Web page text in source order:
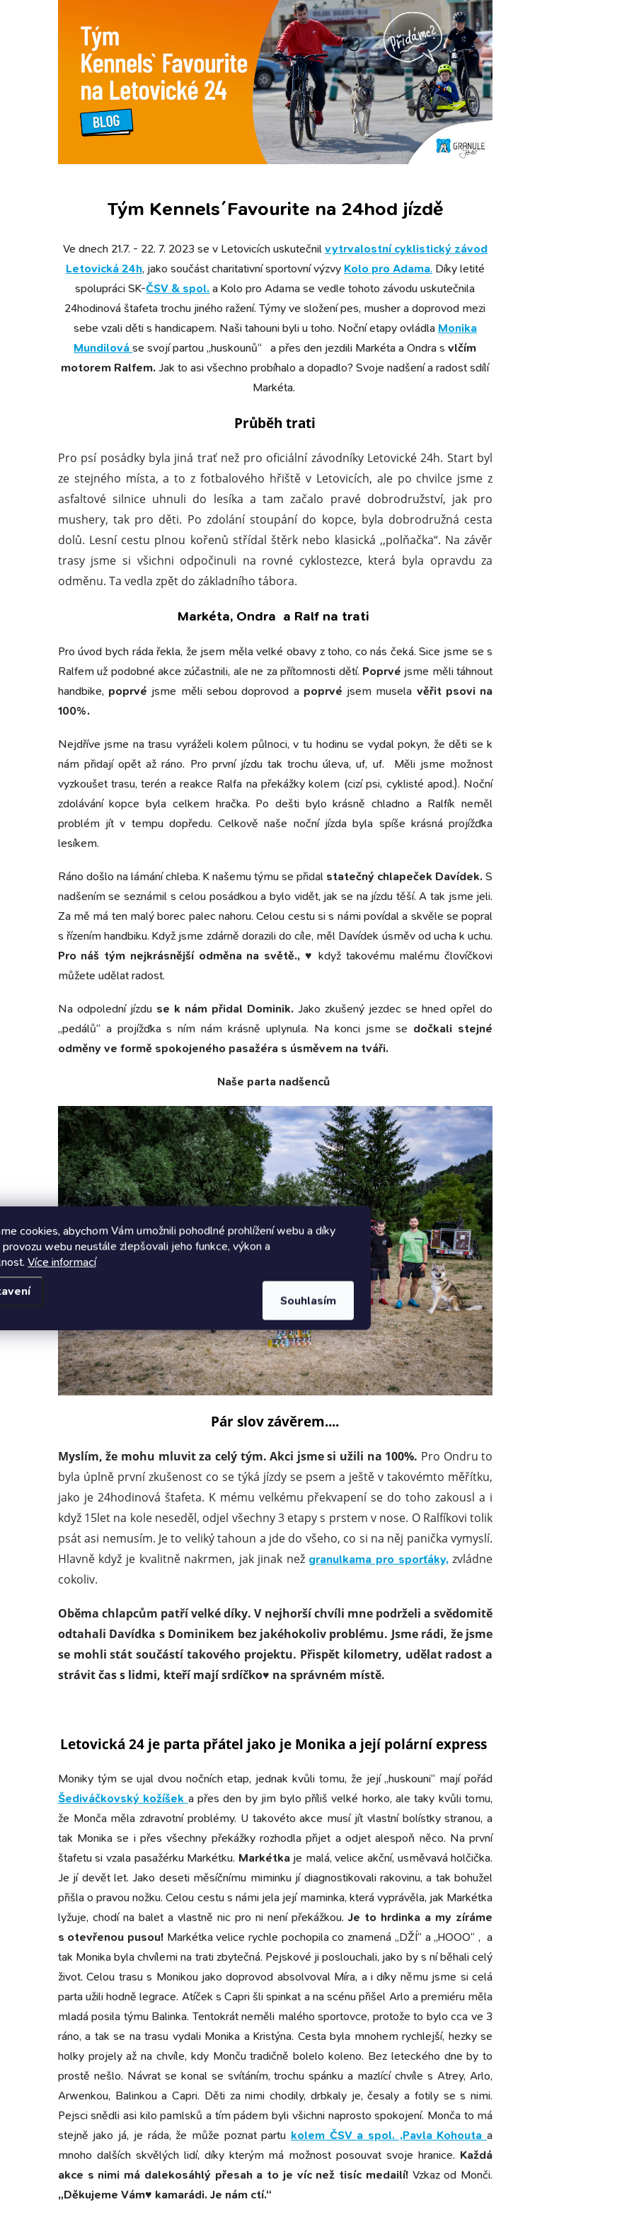
cookies, abychom Vám umožnili pohodlné prohlížení webu a díky
provozu webu neustále zlepšovali jeho funkce, výkon a
Více informací
Souhlasím
Tým Kennels´Favourite na 24hod jízdě
Ve dnech 21.7. - 22. 7. 2023 se v Letovicích uskutečnilvytrvalostní cyklistický závod
Letovická 24h, jako součást charitativní sportovní výzvy Kolo pro Adama. Díky letité
spolupráci SK-ČSV & spol.a Kolo pro Adama se vedle tohoto závodu uskutečnila
24hodinová štafeta trochu jiného ražení. Týmy ve složení pes, musher a doprovod mezi
sebe vzali děti s handicapem. Naši tahouni byli u toho. Noční etapy ovládla Monika
Mundilovásesvojí partou „huskounů“ a přes den jezdili Markéta a Ondra svlčím
motorem Ralfem.Jak to asi všechno probíhalo a dopadlo?Svoje nadšení a radost sdílí
Markéta.
Průběh trati
Pro psí posádky byla jiná trať než pro oficiální závodníky Letovické 24h. Start byl
ze stejného místa, a to z fotbalového hřiště v Letovicích, ale po chvilce jsme z
asfaltové silnice uhnuli do lesíka a tam začalo pravé dobrodružství, jak pro
mushery, tak pro děti. Po zdolání stoupání do kopce, byla dobrodružná cesta
dolů. Lesní cestu plnou kořenů střídal štěrk nebo klasická ,,polňačka“. Na závěr
trasy jsme si všichni odpočinuli na rovné cyklostezce, která byla opravdu za
odměnu. Ta vedla zpět do základního tábora.
Markéta, Ondra a Ralf na trati
Pro úvod bych ráda řekla, že jsem měla velké obavy z toho, co nás čeká. Sice jsme se s
Ralfem už podobné akce zúčastnili, ale ne za přítomnosti dětí. Poprvé jsme měli táhnout
handbike,poprvé jsme měli sebou doprovod a poprvé jsem musela věřit psovi na
100%.
Nejdříve jsme na trasu vyráželi kolem půlnoci, v tu hodinu se vydal pokyn, že děti se k
nám přidají opět až ráno. Pro první jízdu tak trochu úleva, uf, uf. Měli jsme možnost
vyzkoušet trasu, terén a reakce Ralfa na překážky kolem (cizí psi, cyklisté apod.). Noční
zdolávání kopce byla celkem hračka. Po dešti bylo krásně chladno a Ralfík neměl
problém jít v tempu dopředu. Celkově naše noční jízda byla spíše krásná projížďka
lesíkem.
Ráno došlo na lámání chleba. K našemu týmu se přidal statečný chlapeček Davídek.S
nadšením se seznámil s celou posádkou a bylo vidět, jak se na jízdu těší. A tak jsme jeli.
Za mě má ten malý borec palec nahoru. Celou cestu si s námi povídal a skvěle se popral
s řízením handbiku. Když jsme zdárně dorazili do cíle, měl Davídek úsměv od ucha k uchu.
Pro náš tým nejkrásnější odměna na světě., ♥ když takovému malému človíčkovi
můžete udělat radost.
Na odpolední jízduse k nám přidal Dominik. Jako zkušený jezdec se hned opřel do
„pedálů“ a projížďka s ním nám krásně uplynula. Na konci jsme se dočkali stejné
odměny ve formě spokojeného pasažéra s úsměvem na tváři.
Naše parta nadšenců
Pár slov závěrem....
Myslím, že mohu mluvit za celý tým. Akci jsme si užili na 100%. Pro Ondru to
byla úplně první zkušenost co se týká jízdy se psem a ještě v takovémto měřítku,
jako je 24hodinová štafeta. K mému velkému překvapení se do toho zakousl a i
když 15let na kole neseděl, odjel všechny 3 etapy s prstem v nose. O Ralfíkovi tolik
psát asi nemusím. Je to veliký tahoun a jde do všeho, co si na něj panička vymyslí.
Hlavně když je kvalitně nakrmen, jak jinak než granulkama pro sporťáky,zvládne
cokoliv.
Oběma chlapcům patří velké díky. V nejhorší chvíli mne podrželi a svědomitě
odtahali Davídka s Dominikem bez jakéhokoliv problému. Jsme rádi, že jsme
se mohli stát součástí takového projektu. Přispět kilometry, udělat radost a
strávit čas s lidmi, kteří mají srdíčko♥ na správném místě.
Letovická 24 je parta přátel jako je Monika a její polární express
Moniky tým se ujal dvou nočních etap, jednak kvůli tomu, že její „huskouni“ mají pořád
Šediváčkovský kožíšek a přes den by jim bylo příliš velké horko, ale taky kvůli tomu,
že Monča měla zdravotní problémy. U takovéto akce musí jít vlastní bolístky stranou, a
tak Monika se i přes všechny překážky rozhodla přijet a odjet alespoň něco. Na první
štafetu si vzala pasažérku Markétku. Markétkaje malá, velice akční, usměvavá holčička.
Je jí devět let. Jako deseti měsíčnímu miminku jí diagnostikovali rakovinu, a tak bohužel
přišla o pravou nožku. Celou cestu s námi jela její maminka, která vyprávěla, jak Markétka
lyžuje, chodí na balet a vlastně nic pro ni není překážkou.Je to hrdinka a my zíráme
s otevřenou pusou! Markétka velice rychle pochopila co znamená „DŽÍ“ a „HOOO“ , a
tak Monika byla chvílemi na trati zbytečná. Pejskové ji poslouchali, jako by s ní běhali celý
život. Celou trasu s Monikou jako doprovod absolvoval Míra, a i díky němu jsme si celá
parta užili hodně legrace. Atíček s Capri šli spinkat a na scénu přišel Arlo a premiéru měla
mladá posila týmu Balinka. Tentokrát neměli malého sportovce, protože to bylo cca ve 3
ráno, a tak se na trasu vydali Monika a Kristýna. Cesta byla mnohem rychlejší, hezky se
holky projely až na chvíle, kdy Monču tradičně bolelo koleno. Bez leteckého dne by to
prostě nešlo. Návrat se konal se svítáním, trochu spánku a mazlící chvíle s Atrey, Arlo,
Arwenkou, Balinkou a Capri. Děti za nimi chodily, drbkaly je, česaly a fotily se s nimi.
Pejsci snědli asi kilo pamlsků a tím pádem byli všichni naprosto spokojení. Monča to má
stejně jako já, je ráda, že může poznat partu kolem ČSV a spol. ,Pavla Kohoutaa
mnoho dalších skvělých lidí, díky kterým má možnost posouvat svoje hranice. Každá
akce s nimi má dalekosáhlý přesah a to je víc než tisíc medailí!Vzkaz od Monči.
„Děkujeme Vám♥ kamarádi. Je nám ctí.“